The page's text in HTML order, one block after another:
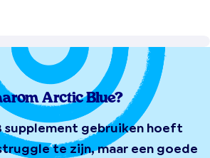
Arctic Blue?
supplement gebruiken hoeft
te zijn, maar een goede